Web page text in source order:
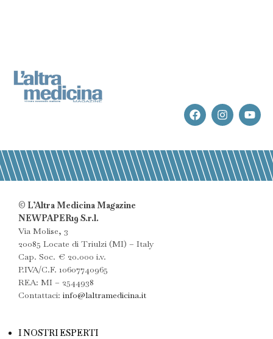
© L’Altra Medicina Magazine
NEWPAPER19 S.r.l.
Via Molise, 3
20085 Locate di Triulzi (MI) – Italy
Cap. Soc. € 20.000 i.v.
P.IVA/C.F. 10607740965
REA: MI – 2544938
Contattaci: info@laltramedicina.it
I NOSTRI ESPERTI